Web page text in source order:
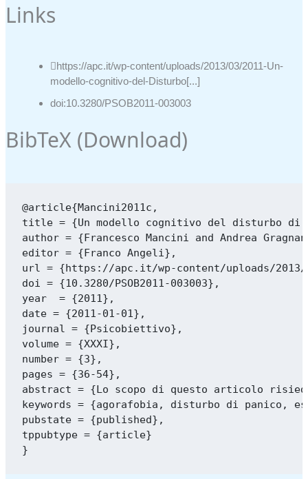
Links
https://apc.it/wp-content/uploads/2013/03/2011-Un-
modello-cognitivo-del-Disturbo[...]
doi:10.3280/PSOB2011-003003
BibTeX (Download)
@article{Mancini2011c,
title = {Un modello cognitivo del disturbo
author = {Francesco Mancini and Andrea
editor = {Franco Angeli},
url = {https://apc.it/wp-content/uploads/2013/
doi = {10.3280/PSOB2011-003003},
year  = {2011},
date = {2011-01-01},
journal = {Psicobiettivo},
volume = {XXXI},
number = {3},
pages = {36-54},
abstract = {Lo scopo di questo articolo
keywords = {agorafobia, disturbo di panico,
pubstate = {published},
tppubtype = {article}